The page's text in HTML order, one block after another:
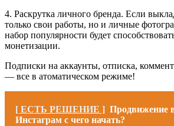
4. Раскрутка личного бренда. Если
только свои работы, но и личные
набор популярности будет
монетизации.
Подписки на аккаунты, отписка,
— все в атоматическом режиме!
[ ЕСТЬ РЕШЕНИЕ ] Продвижение
Инстаграм с чего начать?